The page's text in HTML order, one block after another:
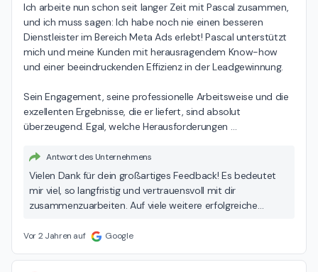
Ich arbeite nun schon seit langer Zeit mit Pascal zusammen,
und ich muss sagen: Ich habe noch nie einen besseren
Dienstleister im Bereich Meta Ads erlebt! Pascal unterstützt
mich und meine Kunden mit herausragendem Know-how
und einer beeindruckenden Effizienz in der Leadgewinnung.
Sein Engagement, seine professionelle Arbeitsweise und die
exzellenten Ergebnisse, die er liefert, sind absolut
überzeugend. Egal, welche Herausforderungen …
Antwort des Unternehmens
Vielen Dank für dein großartiges Feedback! Es bedeutet
mir viel, so langfristig und vertrauensvoll mit dir
zusammenzuarbeiten. Auf viele weitere erfolgreiche
Vor 2 Jahren auf Google